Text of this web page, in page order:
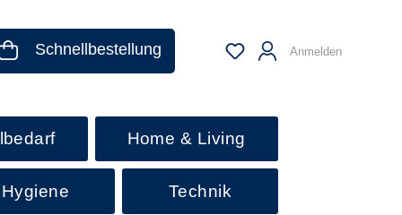
Schnellbestellung Anmelden
Home & Living
Technik